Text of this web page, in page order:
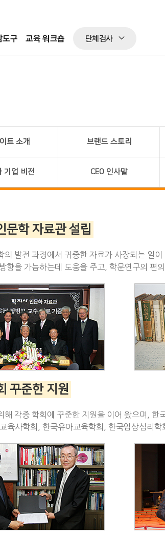
도구 교육 워크숍 단체검사
트 소개 브랜드 스토리
기업 비전 CEO 인사말
문학 자료관 설립
의 발전 과정에서 귀중한 자료가 사장되는 일
향을 가늠하는데 도움을 주고, 학문연구의 편
꾸준한 지원
해 각종 학회에 꾸준한 지원을 이어 왔으며,
육사학회, 한국유아교육학회, 한국임상심리